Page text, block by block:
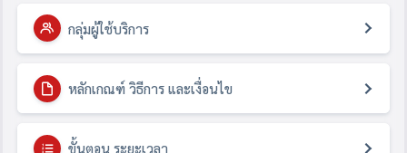
กลุ่มผู้ใช้บริการ
หลักเกณฑ์ วิธีการ และเงื่อนไข
ขั้นตอน ระยะเวลา